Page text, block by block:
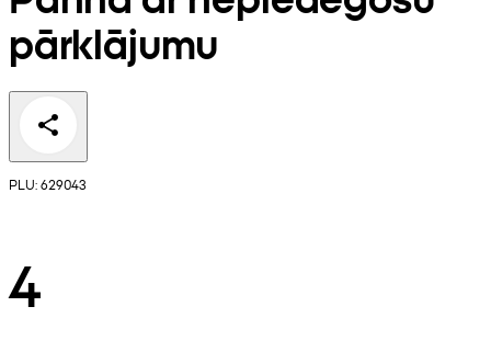
pārklājumu
PLU: 629043
4